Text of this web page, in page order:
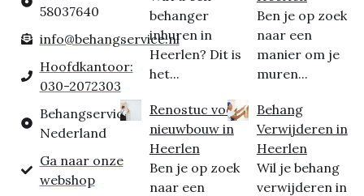
58037640
info@behangservice.nl
Hoofdkantoor:
030-2072303
Behangservice
Nederland
Ga naar onze
webshop
behanger
inhuren in
Heerlen? Dit is
het...
Renostuc voor
nieuwbouw in
Heerlen
Ben je op zoek
naar een
Ben je op zoek
naar een
manier om je
muren...
Behang
Verwijderen in
Heerlen
Wil je behang
verwijderen in